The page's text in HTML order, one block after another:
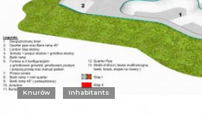
Knurów Inhabitants